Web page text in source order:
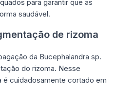
para garantir que as
saudável.
de rizoma
da Bucephalandra sp.
do rizoma. Nesse
é cuidadosamente cortado em